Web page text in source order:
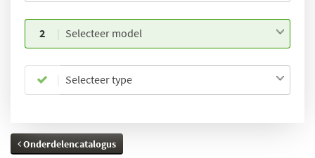
2 Selecteer model
Selecteer type
Onderdelencatalogus